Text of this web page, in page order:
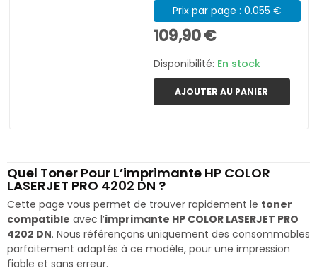
Prix par page : 0.055 €
109,90 €
Disponibilité: En stock
AJOUTER AU PANIER
Quel Toner Pour L’imprimante HP COLOR
LASERJET PRO 4202 DN ?
Cette page vous permet de trouver rapidement le toner
compatible avec l’imprimante HP COLOR LASERJET PRO
4202 DN. Nous référençons uniquement des consommables
parfaitement adaptés à ce modèle, pour une impression
fiable et sans erreur.